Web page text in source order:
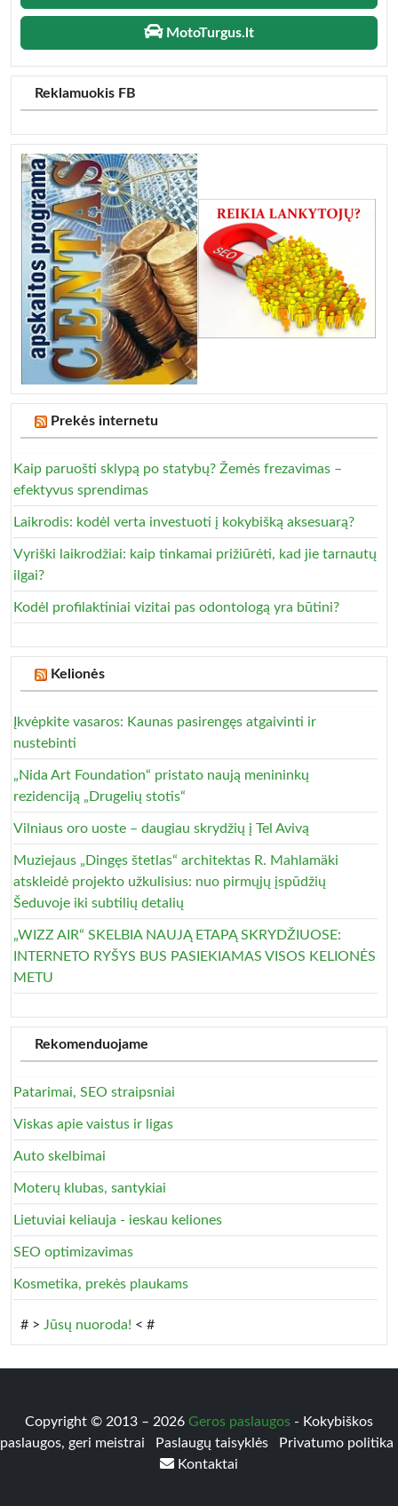
MotoTurgus.lt
Reklamuokis FB
Prekės internetu
Kaip paruošti sklypą po statybų? Žemės frezavimas –
efektyvus sprendimas
Laikrodis: kodėl verta investuoti į kokybišką aksesuarą?
Vyriški laikrodžiai: kaip tinkamai prižiūrėti, kad jie tarnautų
ilgai?
Kodėl profilaktiniai vizitai pas odontologą yra būtini?
Kelionės
Įkvėpkite vasaros: Kaunas pasirengęs atgaivinti ir
nustebinti
„Nida Art Foundation“ pristato naują menininkų
rezidenciją „Drugelių stotis“
Vilniaus oro uoste – daugiau skrydžių į Tel Avivą
Muziejaus „Dingęs štetlas“ architektas R. Mahlamäki
atskleidė projekto užkulisius: nuo pirmųjų įspūdžių
Šeduvoje iki subtilių detalių
„WIZZ AIR“ SKELBIA NAUJĄ ETAPĄ SKRYDŽIUOSE:
INTERNETO RYŠYS BUS PASIEKIAMAS VISOS KELIONĖS
METU
Rekomenduojame
Patarimai, SEO straipsniai
Viskas apie vaistus ir ligas
Auto skelbimai
Moterų klubas, santykiai
Lietuviai keliauja - ieskau keliones
SEO optimizavimas
Kosmetika, prekės plaukams
# > Jūsų nuoroda! < #
Copyright © 2013 – 2026 Geros paslaugos - Kokybiškos
paslaugos, geri meistrai
Paslaugų taisyklės
Privatumo politika
Kontaktai